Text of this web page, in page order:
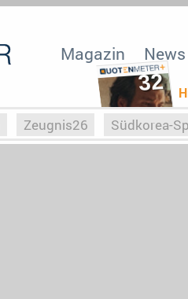
32
Magazin News
Zeugnis26 Südkorea-